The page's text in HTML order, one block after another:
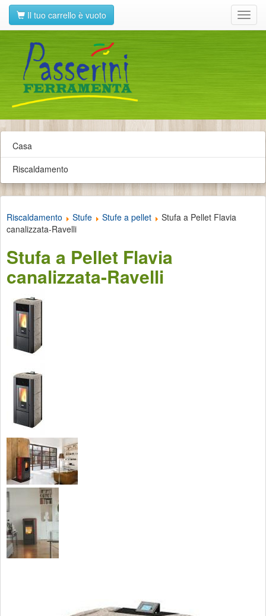
Il tuo carrello è vuoto
Casa
Riscaldamento
Riscaldamento Stufe Stufe a pellet
Stufa a Pellet Flavia
canalizzata-Ravelli
Stufa a Pellet Flavia
canalizzata-Ravelli